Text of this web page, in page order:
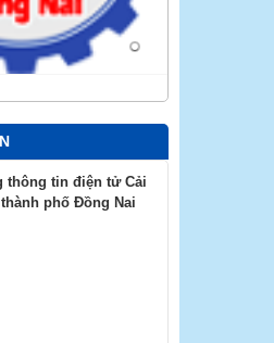
thông tin điện tử Cải
phố Đồng Nai